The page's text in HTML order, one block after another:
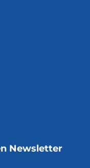
Newsletter